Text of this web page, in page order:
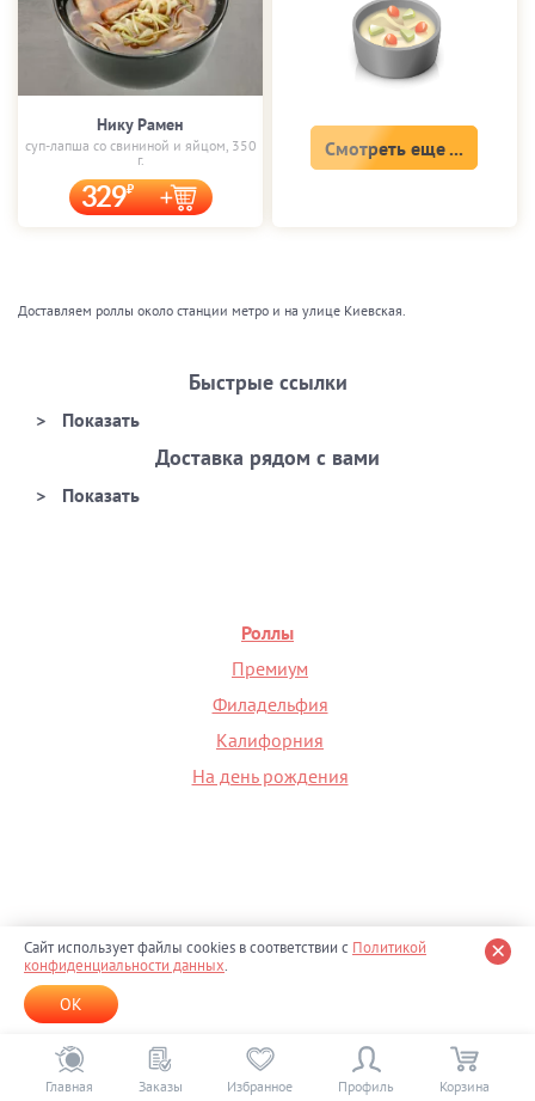
Нику Рамен
суп-лапша со свининой и яйцом, 350
г.
329
Смотреть еще ...
Доставляем роллы около станции метро и на улице Киевская.
Быстрые ссылки
Доставка рядом с вами
Роллы
Премиум
Филадельфия
Калифорния
На день рождения
+7 (495) 098-00-36
ООО «СП Плюс» Юр. адрес: 117152, г. Москва, Севастопольский пр-т, д. 3Б, ОГРН
1147746298237, ИНН 7715996061
info@sushi-profi.ru
Карта сайта
О компании
Информация
Главная Заказы Избранное Профиль Корзина
Сайт использует файлы cookies в соответствии с Политикой
конфиденциальности данных.
OK